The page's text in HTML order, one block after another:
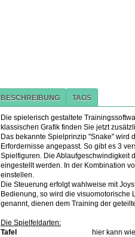
BESCHREIBUNG TAGS
Die spielerisch gestaltete
klassischen Grafik finden Sie jetzt
Das bekannte Spielprinzip "Snake" wird
Erfordernisse angepasst. So gibt es 3
Spielfiguren. Die Ablaufgeschwindigkeit
eingestellt werden. In der Kombination
einstellen.
Die Steuerung erfolgt wahlweise mit
Bedienung, so wird die visuomotorische
genannt, dienen dem Training der
Die Spielfeldarten:
Tafel
hier kann